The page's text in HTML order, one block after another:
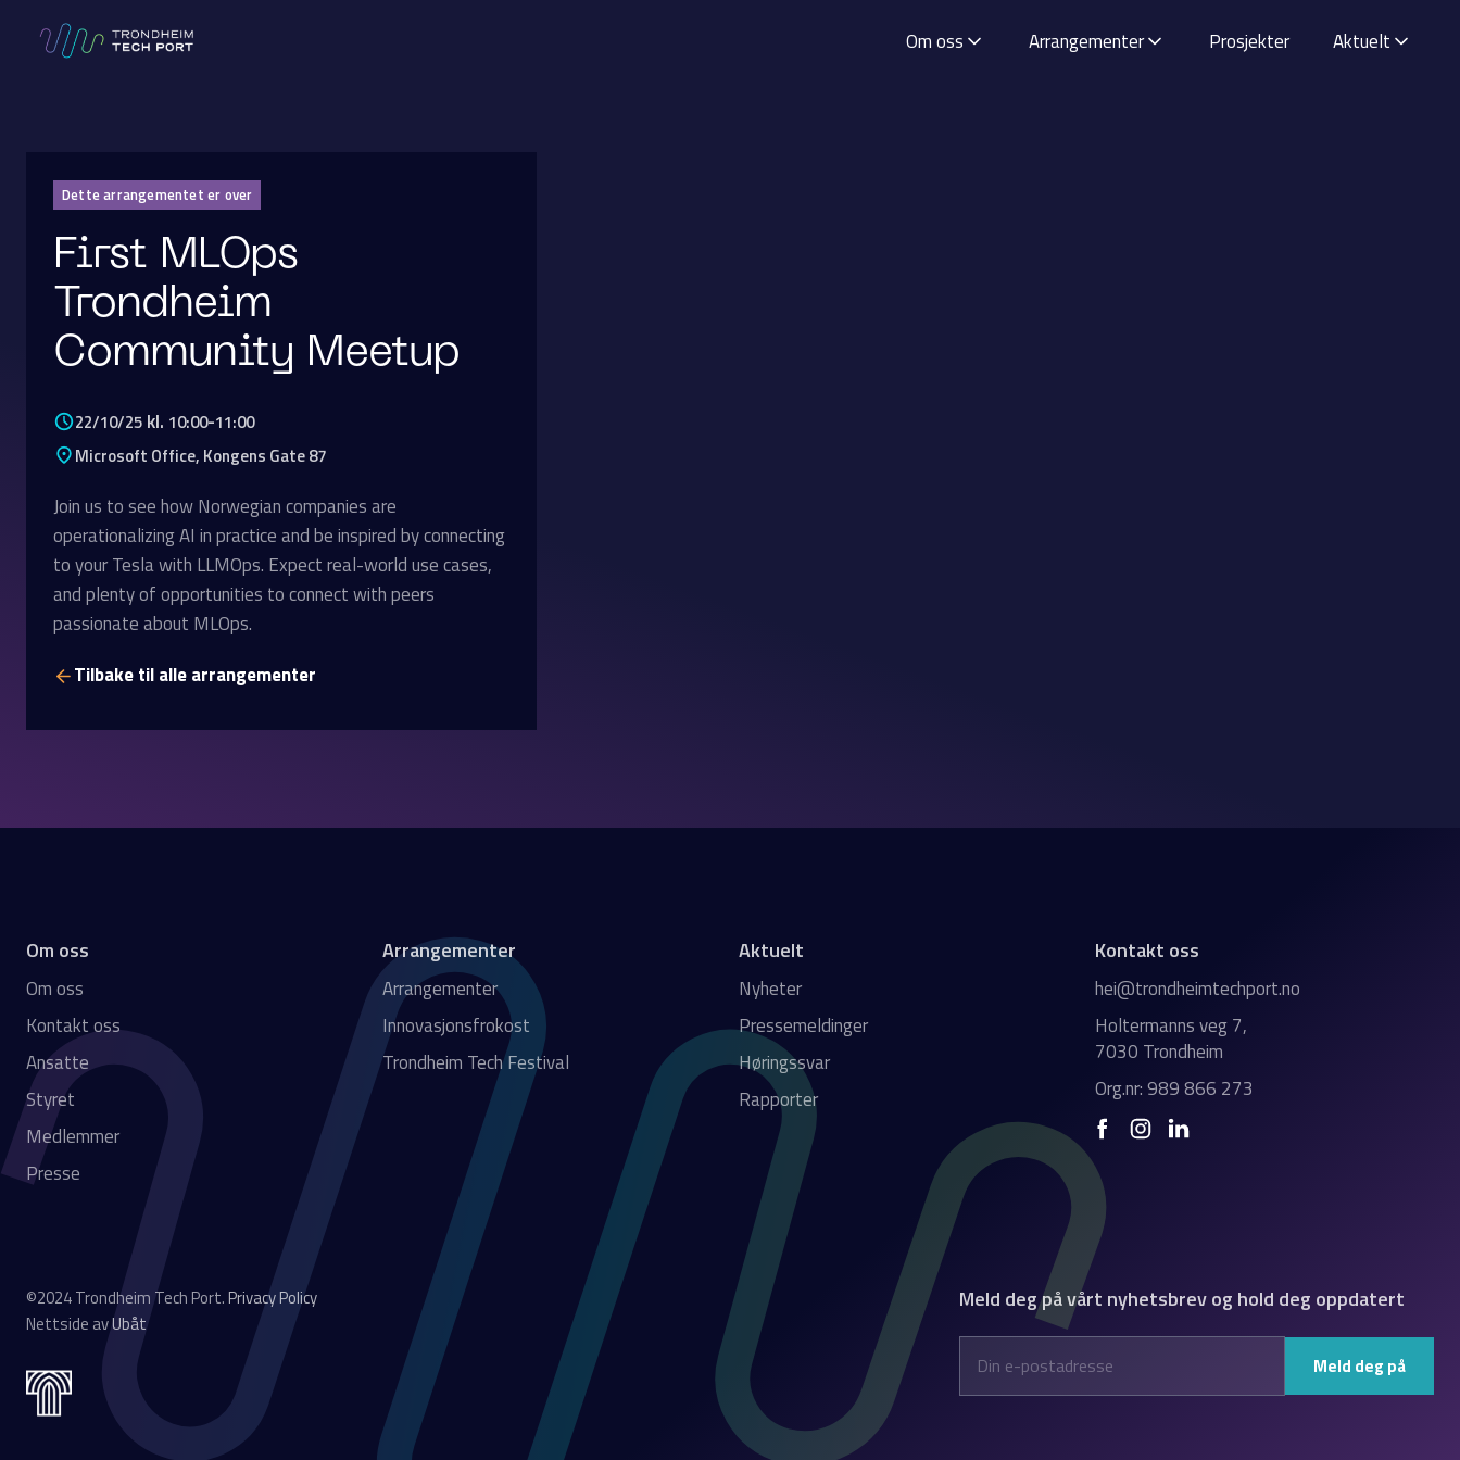
Om oss Arrangementer Prosjekter Aktuelt
Dette arrangementet er over
First MLOps
Trondheim
Community Meetup
22/10/25 kl. 10:00-11:00
Microsoft Office, Kongens Gate 87
Join us to see how Norwegian companies are
operationalizing AI in practice and be inspired by connecting
to your Tesla with LLMOps. Expect real-world use cases,
and plenty of opportunities to connect with peers
passionate about MLOps.
Tilbake til alle arrangementer
Om oss
Om oss
Kontakt oss
Ansatte
Styret
Medlemmer
Presse
Arrangementer
Arrangementer
Innovasjonsfrokost
Trondheim Tech Festival
Aktuelt
Nyheter
Pressemeldinger
Høringssvar
Rapporter
Kontakt oss
hei@trondheimtechport.no
Holtermanns veg 7,
7030 Trondheim
Org.nr: 989 866 273
Meld deg på vårt nyhetsbrev og hold deg oppdatert
©2024 Trondheim Tech Port.Privacy Policy
Nettside avUbåt